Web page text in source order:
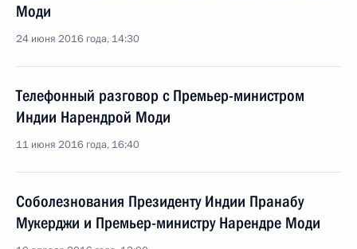
Моди
24 июня 2016 года, 14:30
Телефонный разговор с Премьер-министром
Индии Нарендрой Моди
11 июня 2016 года, 16:40
Соболезнования Президенту Индии Пранабу
Мукерджи и Премьер-министру Нарендре Моди